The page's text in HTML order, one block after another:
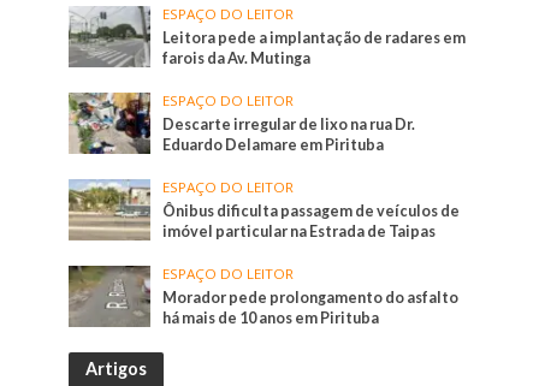
ESPAÇO DO LEITOR
Leitora pede a implantação de radares em
farois da Av. Mutinga
ESPAÇO DO LEITOR
Descarte irregular de lixo na rua Dr.
Eduardo Delamare em Pirituba
ESPAÇO DO LEITOR
Ônibus dificulta passagem de veículos de
imóvel particular na Estrada de Taipas
ESPAÇO DO LEITOR
Morador pede prolongamento do asfalto
há mais de 10 anos em Pirituba
Artigos